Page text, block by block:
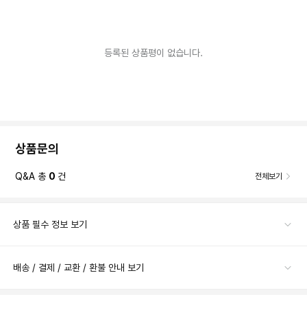
등록된 상품평이 없습니다.
상품문의
Q&A 총 0 건 전체보기
상품 필수 정보 보기
배송 / 결제 / 교환 / 환불 안내 보기